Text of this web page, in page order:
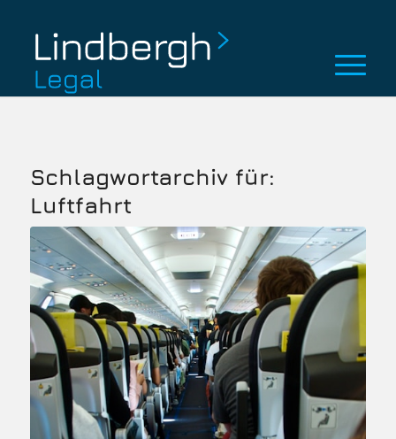
Schlagwortarchiv für:
Luftfahrt